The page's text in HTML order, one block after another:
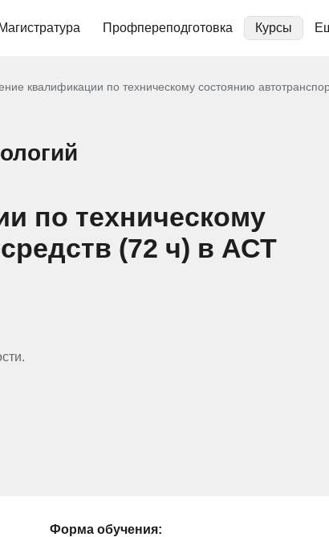
Магистратура Профпереподготовка Курсы
квалификации по техническому состоянию
по техническому
(72 ч) в АСТ
Форма обучения: